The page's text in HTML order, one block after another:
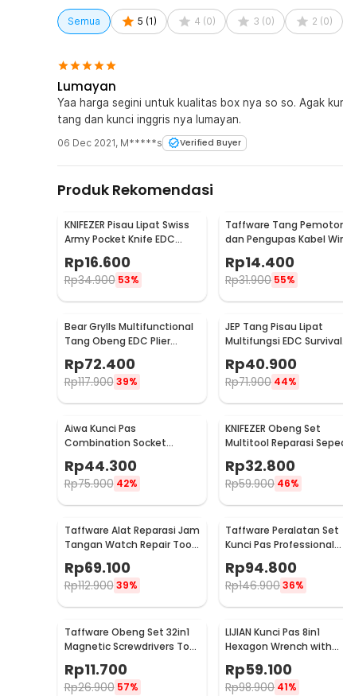
Semua 5 (1) 4 (0) 3 (0) 2 (0)
Lumayan
Yaa harga segini untuk kualitas box nya so so. Agak
tang dan kunci inggris nya lumayan.
06 Dec 2021, M*****s Verified Buyer
Produk Rekomendasi
KNIFEZER Pisau Lipat Swiss
Army Pocket Knife EDC
Multifungsi 11in1 - A3011
Rp16.600
Rp34.900 53%
Taffware Tang
dan Pengupas Kabel
Rp14.400
Rp31.900 55%
Bear Grylls Multifunctional
Tang Obeng EDC Plier
Rp72.400
Rp117.900 39%
JEP Tang Pisau Lipat
Multifungsi EDC Survival
MPA13
Rp40.900
Rp71.900 44%
Aiwa Kunci Pas
Combination Socket
Wrench Set 1/4 Ratchet 40
PCS - DB2020
Rp44.300
Rp75.900 42%
KNIFEZER Obeng Set
Multitool Reparasi
Swiss Army EDC 11in1 -
Rp32.800
Rp59.900 46%
Taffware Alat Reparasi Jam
Tangan Watch Repair Tool
Kit Lengkap 13in1 - SC8005
Rp69.100
Rp112.900 39%
Taffware Peralatan Set
Kunci Pas Professional
Tools 53in1 - CR-V53
Rp94.800
Rp146.90036%
Taffware Obeng Set 32in1
Magnetic Screwdrivers Tool
Rp11.700
Rp26.900 57%
LIJIAN Kunci Pas 8in1
Hexagon Wrench with
Rp59.100
Rp98.900 41%